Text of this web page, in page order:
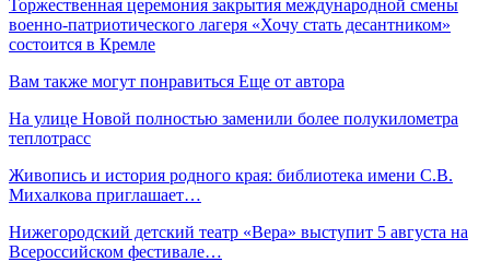
Торжественная церемония закрытия международной смены
военно-патриотического лагеря «Хочу стать десантником»
состоится в Кремле
Вам также могут понравиться Еще от автора
На улице Новой полностью заменили более полукилометра
теплотрасс
Живопись и история родного края: библиотека имени С.В.
Михалкова приглашает…
Нижегородский детский театр «Вера» выступит 5 августа на
Всероссийском фестивале…